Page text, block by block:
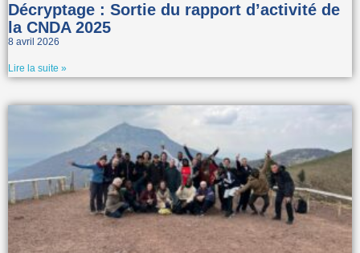
Décryptage : Sortie du rapport d’activité de
la CNDA 2025
8 avril 2026
Lire la suite »